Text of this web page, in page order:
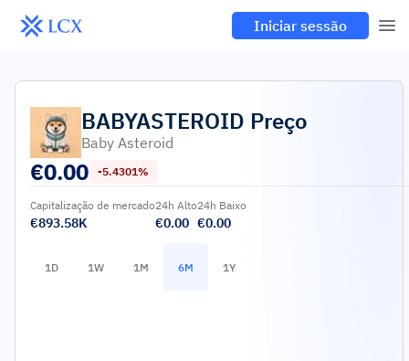
Iniciar sessão
BABYASTEROID Preço
Baby Asteroid
€0.00 -5.4301%
Capitalização de mercado
€893.58K
24h Alto
€0.00
24h Baixo
€0.00
1D 1W 1M 6M 1Y